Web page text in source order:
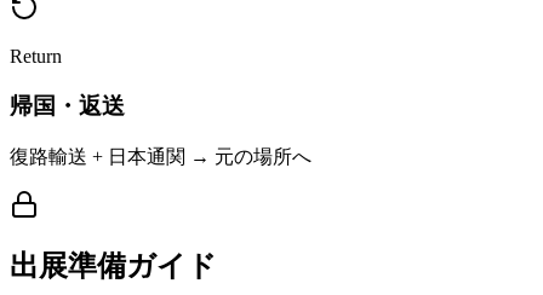
Return
帰国・返送
復路輸送 + 日本通関 → 元の場所へ
出展準備ガイド